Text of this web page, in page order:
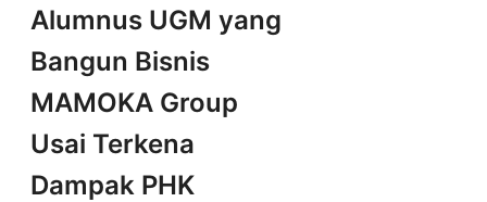
Alumnus UGM yang
Bangun Bisnis
MAMOKA Group
Usai Terkena
Dampak PHK